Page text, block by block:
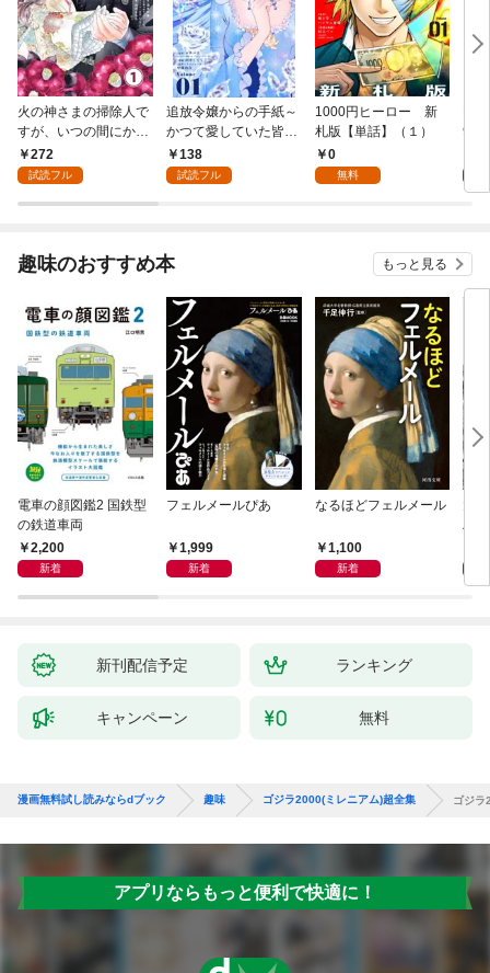
火の神さまの掃除人で
すが、いつの間にか花
嫁として溺愛されてい
ます【単話】（１）
272
試読フル
追放令嬢からの手紙～
かつて愛していた皆さ
まへ 私のことなどお忘
れですか？～【単話】
138
試読フル
1000円ヒーロー 新
札版【単話】（１）
0
無料
9.5
趣味のおすすめ本 もっと見る
電車の顔図鑑2 国鉄型
の鉄道車両
2,200
新着
フェルメールぴあ
1,999
新着
なるほどフェルメール
1,100
新着
ハ
新刊配信予定 ランキング
キャンペーン 無料
漫画無料試し読みならdブック 趣味 ゴジラ2000(ミレニアム)超全集 ゴジラ
アプリならもっと便利で快適に！